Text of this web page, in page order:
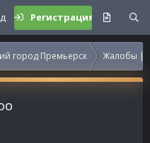
Регистрация
город Премьерск Жалобы |